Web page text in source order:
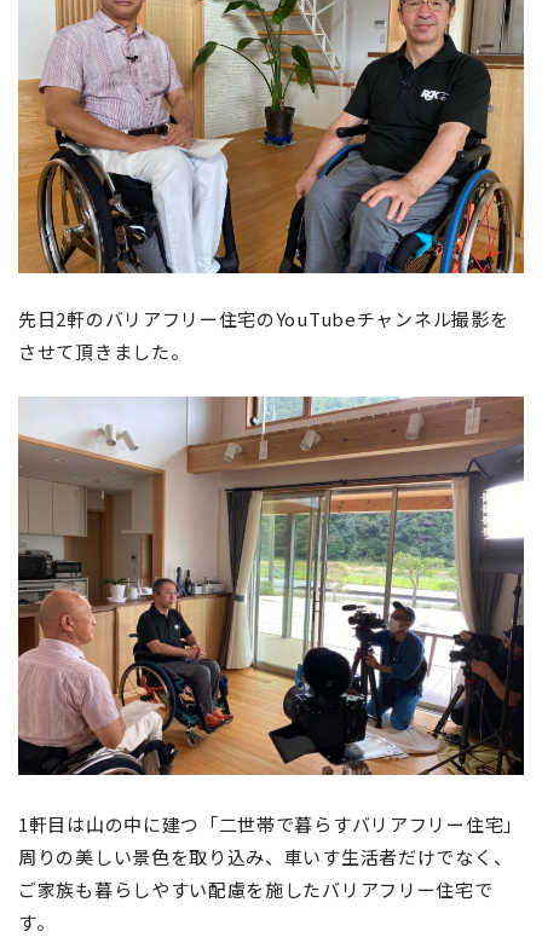
先日2軒のバリアフリー住宅のYouTubeチャンネル撮影を
させて頂きました。
1軒目は山の中に建つ「二世帯で暮らすバリアフリー住宅」
周りの美しい景色を取り込み、車いす生活者だけでなく、
ご家族も暮らしやすい配慮を施したバリアフリー住宅で
す。